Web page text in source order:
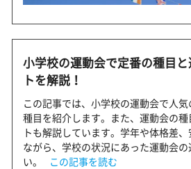
小学校の運動会で定番の種目
トを解説！
この記事では、小学校の運動会で人
種目を紹介します。また、運動会の
トも解説しています。学年や体格差
ながら、学校の状況にあった運動会
い。
この記事を読む